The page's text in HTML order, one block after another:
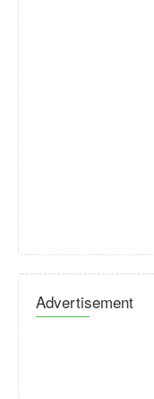
Advertisement